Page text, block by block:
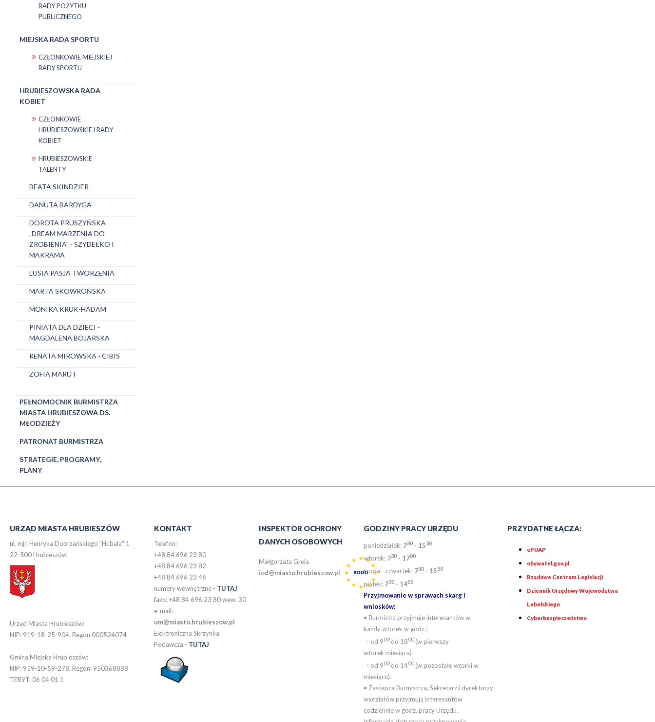
RADY POŻYTKU
PUBLICZNEGO
MIEJSKA RADA SPORTU
CZŁONKOWIE MIEJSKIEJ
RADY SPORTU
HRUBIESZOWSKA RADA
KOBIET
CZŁONKOWIE
HRUBIESZOWSKIEJ RADY
KOBIET
HRUBIESZOWSKIE
TALENTY
BEATA SKINDZIER
DANUTA BARDYGA
DOROTA PRUSZYŃSKA
„DREAM MARZENIA DO
ZROBIENIA" - SZYDEŁKO I
MAKRAMA
LUSIA PASJA TWORZENIA
MARTA SKOWROŃSKA
MONIKA KRUK-HADAM
PINIATA DLA DZIECI -
MAGDALENA BOJARSKA
RENATA MIROWSKA - CIBIS
ZOFIA MARUT
PEŁNOMOCNIK BURMISTRZA
MIASTA HRUBIESZOWA DS.
MŁODZIEŻY
PATRONAT BURMISTRZA
STRATEGIE, PROGRAMY,
PLANY
URZĄD MIASTA HRUBIESZÓW
ul. mjr. Henryka Dobrzańskiego "Hubala" 1
22-500 Hrubieszów
Urząd Miasta Hrubieszów:
NIP: 919-18-25-904, Regon 000524074
Gmina Miejska Hrubieszów:
NIP: 919-10-59-278, Regon: 950368888
TERYT: 06 04 01 1
KONTAKT
Telefon:
+48 84 696 23 80
+48 84 696 23 82
+48 84 696 23 46
numery wewnętrzne - TUTAJ
faks: +48 84 696 23 80 wew. 30
e-mail:
um@miasto.hrubieszow.pl
Elektroniczna Skrzynka
Podawcza - TUTAJ
INSPEKTOR OCHRONY
DANYCH OSOBOWYCH
Małgorzata Grela
iod@miasto.hrubieszow.pl
GODZINY PRACY URZĘDU
poniedziałek: 730- 1530
wtorek: 730- 1700
środa - czwartek: 730- 1530
piątek: 730- 1400
Przyjmowanie w sprawach skarg i
wniosków:
• Burmistrz przyjmuje interesantów w
każdy wtorek w godz.:
- od 900do 1800(w pierwszy
wtorek miesiąca)
- od 900do 1400(w pozostałe wtorki w
miesiącu).
• Zastępca Burmistrza, Sekretarz i dyrektorzy
wydziałów przyjmują interesantów
codziennie w godz. pracy Urzędu.
PRZYDATNE ŁĄCZA:
ePUAP
obywatel.gov.pl
Rządowe Centrum Legislacji
Dziennik Urzędowy Województwa
Lubelskiego
Cyberbezpieczeństwo